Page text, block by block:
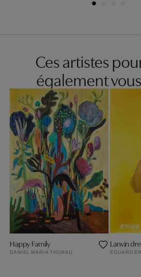
Ces artistes
également
Happy Family
DANIEL MARIA THURAU
Lanvin
EDUARD